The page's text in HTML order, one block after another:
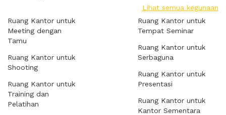
Lihat semua kegunaan
Ruang Kantor untuk
Meeting dengan
Tamu
Ruang Kantor untuk
Shooting
Ruang Kantor untuk
Training dan
Pelatihan
Ruang Kantor untuk
Tempat Seminar
Ruang Kantor untuk
Serbaguna
Ruang Kantor untuk
Presentasi
Ruang Kantor untuk
Kantor Sementara